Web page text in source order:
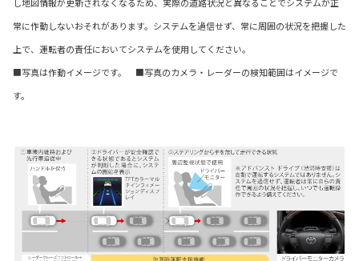
常に作動しないおそれがあります。システムを過信せず、常に周囲の状況を把握した
上で、運転者の責任においてシステムを使用してください。
■写真は作動イメージです。 ■写真のカメラ・レーダーの検知範囲はイメージで
す。